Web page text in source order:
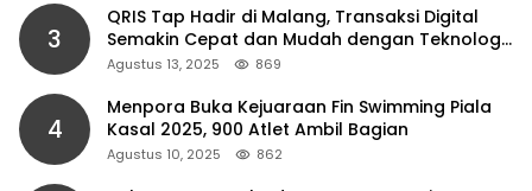
3
QRIS Tap Hadir di Malang, Transaksi Digital
Semakin Cepat dan Mudah dengan Teknologi
NFC
Agustus 13, 2025 869
4
Menpora Buka Kejuaraan Fin Swimming Piala
Kasal 2025, 900 Atlet Ambil Bagian
Agustus 10, 2025 862